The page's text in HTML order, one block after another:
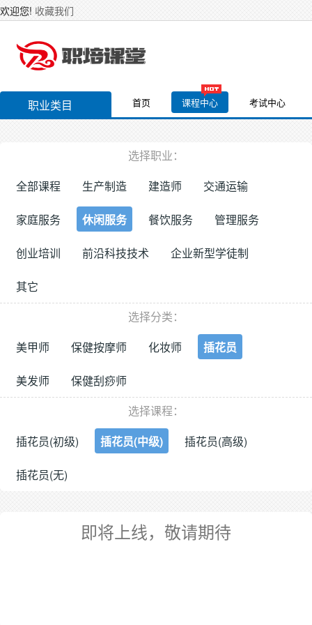
欢迎您! 收藏我们
职业类目 首页 课程中心 考试中心
选择职业：
全部课程
生产制造 建造师 交通运输
家庭服务 休闲服务 餐饮服务 管理服务
创业培训 前沿科技技术 企业新型学徒制
其它
选择分类：
美甲师
保健按摩师 化妆师 插花员
美发师
保健刮痧师
选择课程：
插花员(初级)
插花员(中级) 插花员(高级)
插花员(无)
即将上线，敬请期待